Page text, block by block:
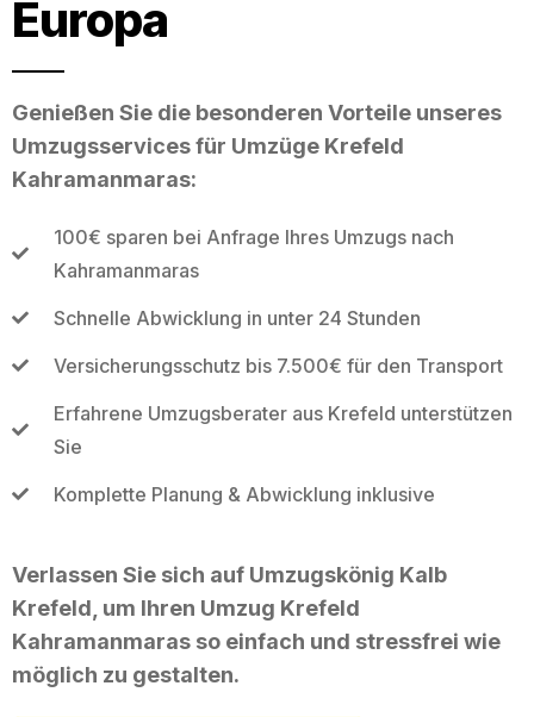
Europa
Genießen Sie die besonderen Vorteile unseres
Umzugsservices für Umzüge Krefeld
Kahramanmaras:
100€ sparen bei Anfrage Ihres Umzugs nach
Kahramanmaras
Schnelle Abwicklung in unter 24 Stunden
Versicherungsschutz bis 7.500€ für den Transport
Erfahrene Umzugsberater aus Krefeld unterstützen
Sie
Komplette Planung & Abwicklung inklusive
Verlassen Sie sich auf Umzugskönig Kalb
Krefeld, um Ihren Umzug Krefeld
Kahramanmaras so einfach und stressfrei wie
möglich zu gestalten.